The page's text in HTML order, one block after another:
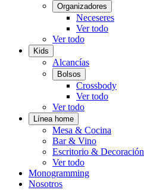
Organizadores
Neceseres
Ver todo
Ver todo
Kids
Alcancías
Bolsos
Crossbody
Ver todo
Ver todo
Línea home
Mesa & Cocina
Bar & Vino
Escritorio & Decoración
Ver todo
Monogramming
Nosotros